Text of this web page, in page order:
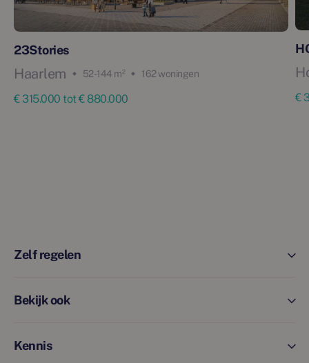
23Stories
Haarlem 52 - 144 m² 162 woningen
€ 315.000 tot € 880.000 €
Zelf regelen
Bekijk ook
Kennis